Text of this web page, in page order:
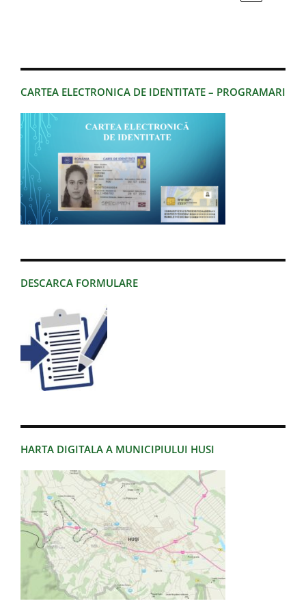
CARTEA ELECTRONICA DE IDENTITATE – PROGRAMARI
DESCARCA FORMULARE
HARTA DIGITALA A MUNICIPIULUI HUSI